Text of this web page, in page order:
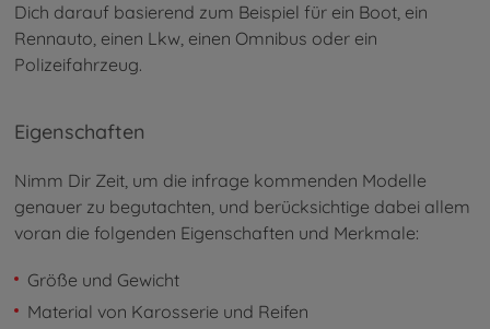
Dich darauf basierend zum Beispiel für ein Boot, ein
Rennauto, einen Lkw, einen Omnibus oder ein
Polizeifahrzeug.
Eigenschaften
Nimm Dir Zeit, um die infrage kommenden Modelle
genauer zu begutachten, und berücksichtige dabei allem
voran die folgenden Eigenschaften und Merkmale:
Größe und Gewicht
Material von Karosserie und Reifen